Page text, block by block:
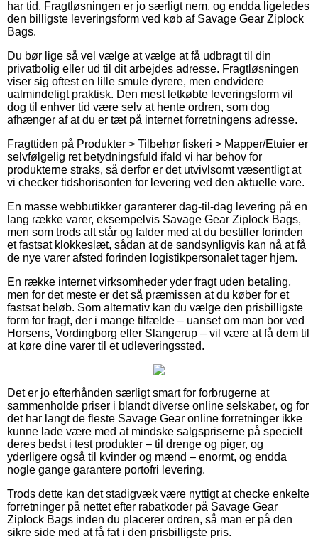
har tid. Fragtløsningen er jo særligt nem, og endda ligeledes
den billigste leveringsform ved køb af Savage Gear Ziplock
Bags.
Du bør lige så vel vælge at vælge at få udbragt til din
privatbolig eller ud til dit arbejdes adresse. Fragtløsningen
viser sig oftest en lille smule dyrere, men endvidere
ualmindeligt praktisk. Den mest letkøbte leveringsform vil
dog til enhver tid være selv at hente ordren, som dog
afhænger af at du er tæt på internet forretningens adresse.
Fragttiden på Produkter > Tilbehør fiskeri > Mapper/Etuier er
selvfølgelig ret betydningsfuld ifald vi har behov for
produkterne straks, så derfor er det utvivlsomt væsentligt at
vi checker tidshorisonten for levering ved den aktuelle vare.
En masse webbutikker garanterer dag-til-dag levering på en
lang række varer, eksempelvis Savage Gear Ziplock Bags,
men som trods alt står og falder med at du bestiller forinden
et fastsat klokkeslæt, sådan at de sandsynligvis kan nå at få
de nye varer afsted forinden logistikpersonalet tager hjem.
En række internet virksomheder yder fragt uden betaling,
men for det meste er det så præmissen at du køber for et
fastsat beløb. Som alternativ kan du vælge den prisbilligste
form for fragt, der i mange tilfælde – uanset om man bor ved
Horsens, Vordingborg eller Slangerup – vil være at få dem til
at køre dine varer til et udleveringssted.
Det er jo efterhånden særligt smart for forbrugerne at
sammenholde priser i blandt diverse online selskaber, og for
det har langt de fleste Savage Gear online forretninger ikke
kunne lade være med at mindske salgspriserne på specielt
deres bedst i test produkter – til drenge og piger, og
yderligere også til kvinder og mænd – enormt, og endda
nogle gange garantere portofri levering.
Trods dette kan det stadigvæk være nyttigt at checke enkelte
forretninger på nettet efter rabatkoder på Savage Gear
Ziplock Bags inden du placerer ordren, så man er på den
sikre side med at få fat i den prisbilligste pris.